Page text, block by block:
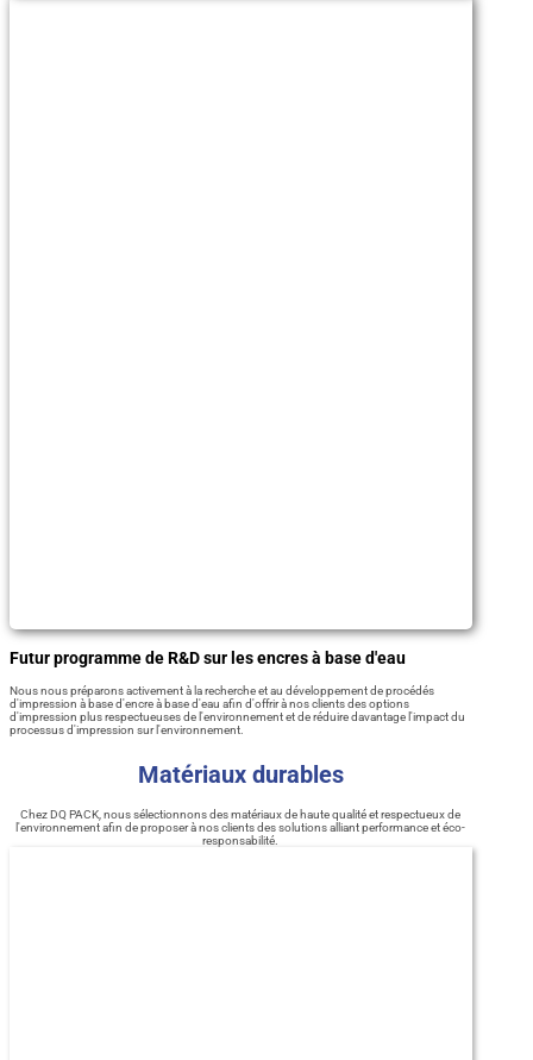
Futur programme de R&D sur les encres à base d'eau
Nous nous préparons activement à la recherche et au développement de procédés
d'impression à base d'encre à base d'eau afin d'offrir à nos clients des options
d'impression plus respectueuses de l'environnement et de réduire davantage l'impact du
processus d'impression sur l'environnement.
Matériaux durables
Chez DQ PACK, nous sélectionnons des matériaux de haute qualité et respectueux de
l'environnement afin de proposer à nos clients des solutions alliant performance et éco-
responsabilité.